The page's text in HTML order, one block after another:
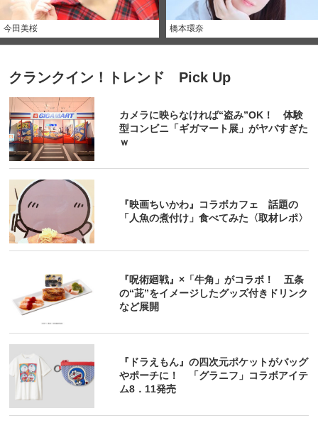
今田美桜 橋本環奈
クランクイン！トレンド Pick Up
カメラに映らなければ“盗み”OK！ 体験
型コンビニ「ギガマート展」がヤバすぎた
ｗ
『映画ちいかわ』コラボカフェ 話題の
「人魚の煮付け」食べてみた〈取材レポ〉
『呪術廻戦』×「牛角」がコラボ！ 五条
の“茈”をイメージしたグッズ付きドリンク
など展開
『ドラえもん』の四次元ポケットがバッグ
やポーチに！ 「グラニフ」コラボアイテ
ム8．11発売